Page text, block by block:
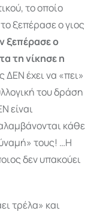
το οποίο
ξεπέρασε ο γιος
ξεπέρασε ο
τη νίκησε η
έχει να «πει»
του δράση
είναι
κάθε
τους! …Η
δεν υπακούει
τρέλα» και